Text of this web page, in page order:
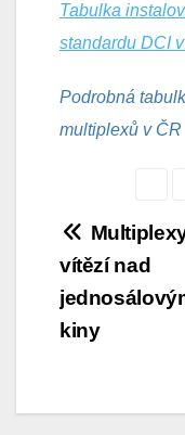
Tabulka
standardu DCI
Podrobná
multiplexů v ČR
pro
vítězí nad
kiny